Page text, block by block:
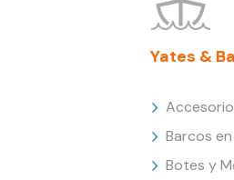
Yates &
Barcos
Botes y